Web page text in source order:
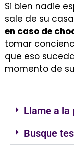
Si bien nadie
sale de su
en caso de
tomar
que eso
momento de
Llame a la
Busque